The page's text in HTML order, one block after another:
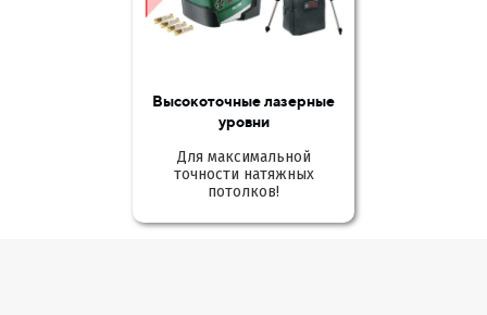
Высокоточные лазерные
уровни
Для максимальной
точности натяжных
потолков!